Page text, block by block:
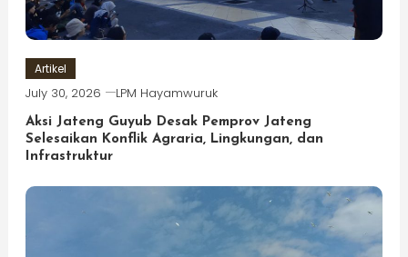
Artikel
July 30, 2026 LPM Hayamwuruk
Aksi Jateng Guyub Desak Pemprov Jateng
Selesaikan Konflik Agraria, Lingkungan, dan
Infrastruktur